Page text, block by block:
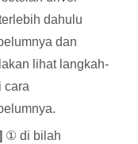
dahulu
dan
lihat langkah-
cara
① di bilah